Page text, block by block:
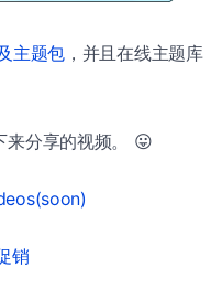
主题包，并且在线主题
来分享的视频。 😛
销